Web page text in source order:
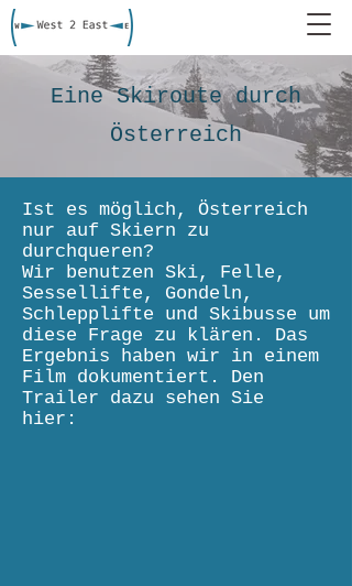
Eine Skiroute durch
Österreich
Ist es möglich, Österreich
nur auf Skiern zu
durchqueren?
Wir benutzen Ski, Felle,
Sessellifte, Gondeln,
Schlepplifte und Skibusse um
diese Frage zu klären. Das
Ergebnis haben wir in einem
Film dokumentiert. Den
Trailer dazu sehen Sie
hier: